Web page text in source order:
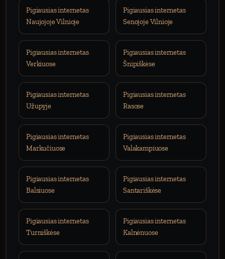
Pigiausias internetas
Naujojoje Vilnioje
Pigiausias internetas
Senojoje Vilnioje
Pigiausias internetas
Verkiuose
Pigiausias internetas
Šnipiškėse
Pigiausias internetas
Užupyje
Pigiausias internetas
Rasose
Pigiausias internetas
Markučiuose
Pigiausias internetas
Valakampiuose
Pigiausias internetas
Balsiuose
Pigiausias internetas
Santariškėse
Pigiausias internetas
Turniškėse
Pigiausias internetas
Kalnėnuose